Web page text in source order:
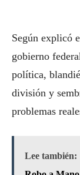
Según explicó
gobierno
política,
división y
problemas
Lee también: